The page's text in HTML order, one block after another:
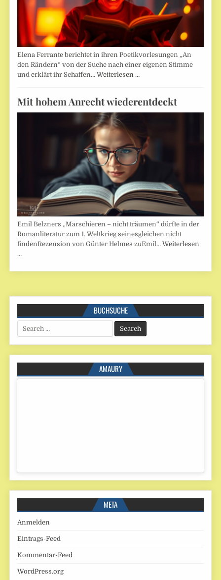
Elena Ferrante berichtet in ihren Poetikvorlesungen „An
den Rändern“ von der Suche nach einer eigenen Stimme
und erklärt ihr Schaffen…Weiterlesen …
Mit hohem Anrecht wiederentdeckt
Emil Belzners „Marschieren – nicht träumen“ dürfte in der
Romanliteratur zum 1. Weltkrieg seinesgleichen nicht
findenRezension von Günter Helmes zuEmil…Weiterlesen
…
BUCHSUCHE
Search
for:
AMAURY
META
Anmelden
Eintrags-Feed
Kommentar-Feed
WordPress.org